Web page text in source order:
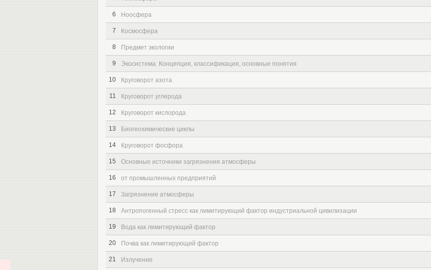
6 Ноосфера
7 Космосфера
8 Предмет экологии
9 Экосистема. Концепция, классификация, основные понятия
10 Круговорот азота
11 Круговорот углерода
12 Круговорот кислорода
13 Биогеохимические циклы
14 Круговорот фосфора
15 Основные источники загрязнения атмосферы
16 от промышленных предприятий
17 Загрязнение атмосферы
18 Антропогенный стресс как лимитирующий фактор индустриальной цивилизации
19 Вода как лимитирующий фактор
20 Почва как лимитирующий фактор
21 Излучение